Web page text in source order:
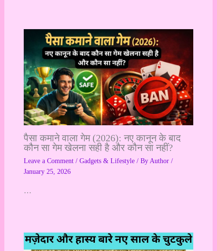
पैसा कमाने वाला गेम (2026): नए कानून के बाद
कौन सा गेम खेलना सही है और कौन सा नहीं?
Leave a Comment / Gadgets & Lifestyle/ By Author /
January 25, 2026
…